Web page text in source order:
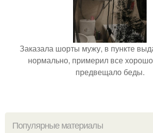
Заказала шорты мужу, в пункте
нормально, примерил все
предвещало беды.
Популярные материалы